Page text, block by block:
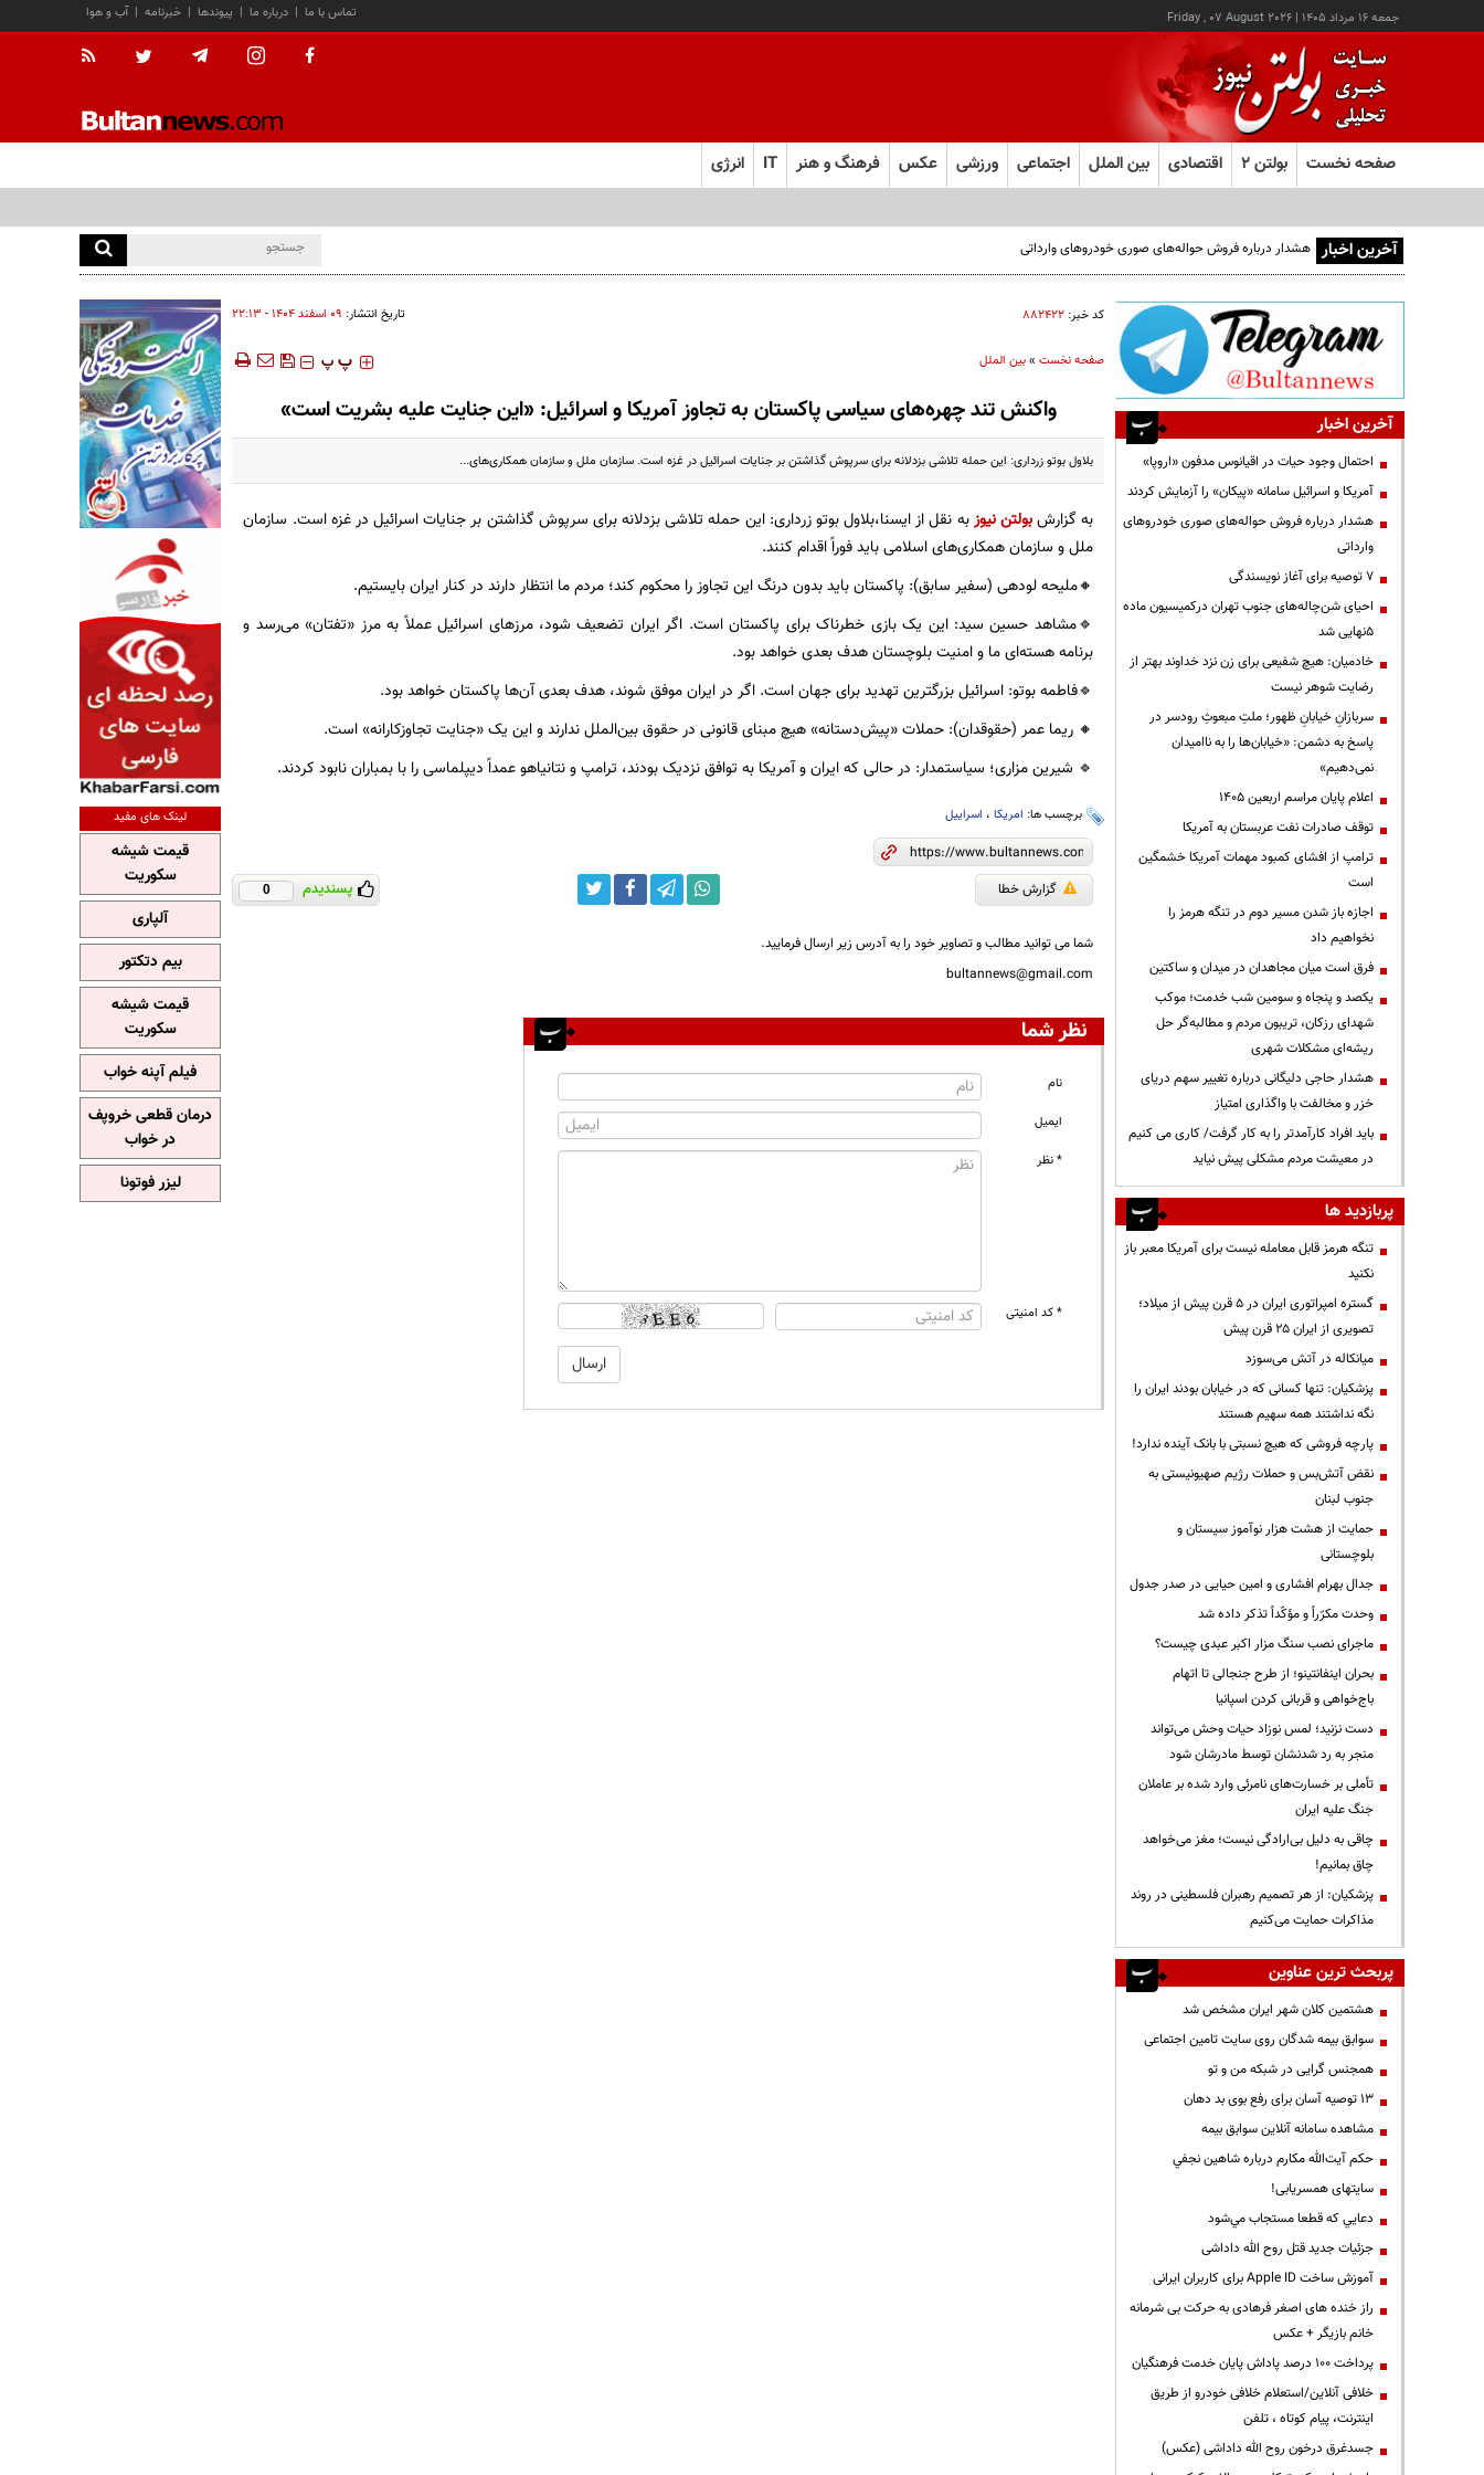
جمعه ۱۶ مرداد ۱۴۰۵ |
Friday , 07 August 2026 آب و هوا | خبرنامه | پیوندها | درباره ما | تماس با ما
صفحه نخست بولتن ۲ اقتصادی بین الملل اجتماعی ورزشی عکس فرهنگ و هنر IT انرژی
آخرین اخبار هشدار درباره فروش حواله‌های صوری خودروهای وارداتی
کد خبر: ۸۸۲۴۲۲ تاریخ انتشار: ۰۹ اسفند ۱۴۰۴ - ۲۲:۱۳
صفحه نخست»بین الملل ‍‍‍ پ پ
واکنش تند چهره‌های سیاسی پاکستان به تجاوز آمریکا و اسرائیل: «این جنایت علیه بشریت است»
بلاول بوتو زرداری: این حمله تلاشی بزدلانه برای سرپوش گذاشتن بر جنایات اسرائیل در غزه است. سازمان ملل و سازمان همکاری‌های...
به گزارشبولتن نیوزبه نقل از ایسنا،بلاول بوتو زرداری: این حمله تلاشی بزدلانه برای سرپوش گذاشتن بر جنایات اسرائیل در غزه است. سازمان
ملل و سازمان همکاری‌های اسلامی باید فوراً اقدام کنند.
​🔸ملیحه لودهی (سفیر سابق): پاکستان باید بدون درنگ این تجاوز را محکوم کند؛ مردم ما انتظار دارند در کنار ایران بایستیم.
🔹مشاهد حسین سید: این یک بازی خطرناک برای پاکستان است. اگر ایران تضعیف شود، مرزهای اسرائیل عملاً به مرز «تفتان» می‌رسد و
برنامه هسته‌ای ما و امنیت بلوچستان هدف بعدی خواهد بود.
🔹فاطمه بوتو: اسرائیل بزرگترین تهدید برای جهان است. اگر در ایران موفق شوند، هدف بعدی آن‌ها پاکستان خواهد بود.
🔸 ریما عمر (حقوقدان): حملات «پیش‌دستانه» هیچ مبنای قانونی در حقوق بین‌الملل ندارند و این یک «جنایت تجاوزکارانه» است.
🔹 شیرین مزاری؛ سیاستمدار: در حالی که ایران و آمریکا به توافق نزدیک بودند، ترامپ و نتانیاهو عمداً دیپلماسی را با بمباران نابود کردند.
برچسب ها: امریکا، اسراییل
گزارش خطا پسندیدم 0
شما می توانید مطالب و تصاویر خود را به آدرس زیر ارسال فرمایید.
bultannews@gmail.com
نظر شما
نام
ایمیل
* نظر
* کد امنیتی
آخرین اخبار
احتمال وجود حیات در اقیانوس مدفون «اروپا»
آمریکا و اسرائیل سامانه «پیکان» را آزمایش کردند
هشدار درباره فروش حواله‌های صوری خودروهای
وارداتی
۷ توصیه برای آغاز نویسندگی
احیای شن‌چاله‌های جنوب تهران درکمیسیون ماده
۵نهایی شد
خادمیان: هیچ شفیعی برای زن نزد خداوند بهتر از
رضایت شوهر نیست
سربازانِ خیابانِ ظهور؛ ملتِ مبعوثِ رودسر در
پاسخ به دشمن: «خیابان‌ها را به ناامیدان
نمی‌دهیم»
اعلام پایان مراسم اربعین ۱۴۰۵
توقف صادرات نفت عربستان به آمریکا
ترامپ از افشای کمبود مهمات آمریکا خشمگین
است
اجازه باز شدن مسیر دوم در تنگه هرمز را
نخواهیم داد
فرق است میان مجاهدان در میدان و ساکتین
یکصد و پنجاه و سومین شب خدمت؛ موکب
شهدای رزکان، تریبون مردم و مطالبه‌گر حل
ریشه‌ای مشکلات شهری
هشدار حاجی دلیگانی درباره تغییر سهم دریای
خزر و مخالفت با واگذاری امتیاز
باید افراد کارآمدتر را به کار گرفت/ کاری می کنیم
در معیشت مردم مشکلی پیش نیاید
پربازدید ها
تنگه هرمز قابل معامله نیست برای آمریکا معبر باز
نکنید
گستره امپراتوری ایران در ۵ قرن پیش از میلاد؛
تصویری از ایران ۲۵ قرن پیش
میانکاله در آتش می‌سوزد
پزشکیان: تنها کسانی که در خیابان بودند ایران را
نگه نداشتند همه سهیم هستند
پارچه فروشی که هیچ نسبتی با بانک آینده ندارد!
نقض آتش‌بس و حملات رژیم صهیونیستی به
جنوب لبنان
حمایت از هشت هزار نوآموز سیستان و
بلوچستانی
جدال بهرام افشاری و امین حیایی در صدر جدول
وحدت مکرّراً و مؤکّداً تذکر داده شد
ماجرای نصب سنگ مزار اکبر عبدی چیست؟
بحران اینفانتینو؛ از طرح جنجالی تا اتهام
باج‌خواهی و قربانی کردن اسپانیا
دست نزنید؛ لمس نوزاد حیات وحش می‌تواند
منجر به رد شدنشان توسط مادرشان شود
تأملی بر خسارت‌های نامرئی وارد شده بر عاملان
جنگ علیه ایران
چاقی به دلیل بی‌ارادگی نیست؛ مغز می‌خواهد
چاق بمانیم!
پزشکیان: از هر تصمیم رهبران فلسطینی در روند
مذاکرات حمایت می‌کنیم
پربحث ترین عناوین
هشتمین کلان شهر ایران مشخص شد
سوابق بیمه شدگان روی سایت تامین اجتماعی
همجنس گرایی در شبکه من و تو
13 توصیه آسان برای رفع بوی بد دهان
مشاهده سامانه آنلاين سوابق بیمه
حكم آيت‌الله مكارم درباره شاهين نجفي
سایتهای همسریابی!
دعايي كه قطعا مستجاب مي‌شود
جزئیات جدید قتل روح الله داداشی
آموزش ساخت Apple ID برای کاربران ایرانی
راز خنده های اصغر فرهادی به حرکت بی شرمانه
خانم بازیگر + عکس
پرداخت ۱۰۰ درصد پاداش پایان خدمت فرهنگیان
خلافی آنلاین/استعلام خلافی خودرو از طریق
اینترنت، پیام کوتاه ، تلفن
جسدغرق درخون روح الله داداشی (عکس)
لینک های مفید
قیمت شیشه
سکوریت
آلپاری
بیم دتکتور
قیمت شیشه
سکوریت
فیلم آپنه خواب
درمان قطعی خروپف
در خواب
لیزر فوتونا